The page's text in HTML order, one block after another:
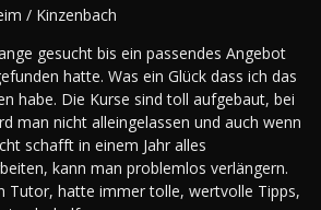
/ Kinzenbach
gesucht bis ein passendes Angebot
hatte. Was ein Glück dass ich das
habe. Die Kurse sind toll aufgebaut, bei
man nicht alleingelassen und auch wenn
schafft in einem Jahr alles
kann man problemlos verlängern.
Tutor, hatte immer tolle, wertvolle Tipps,